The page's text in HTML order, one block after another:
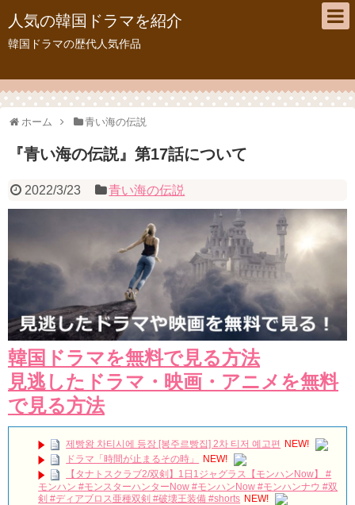
人気の韓国ドラマを紹介
韓国ドラマの歴代人気作品
ホーム 青い海の伝説
『青い海の伝説』第17話について
2022/3/23 青い海の伝説
韓国ドラマを無料で見る方法
見逃したドラマ・映画・アニメを無料
で見る方法
제빵왕 차티시에 등장 [봉주르빵집] 2차 티저 예고편 NEW!
ドラマ「時間が止まるその時」
NEW!
【タナトスクラブ2/双剣】1日1ジャグラス【モンハンNow】 #
モンハン #モンスターハンターNow #モンハンNow #モンハンナウ #双
剣 #ディアブロス亜種双剣 #破壊王装備 #shorts NEW!